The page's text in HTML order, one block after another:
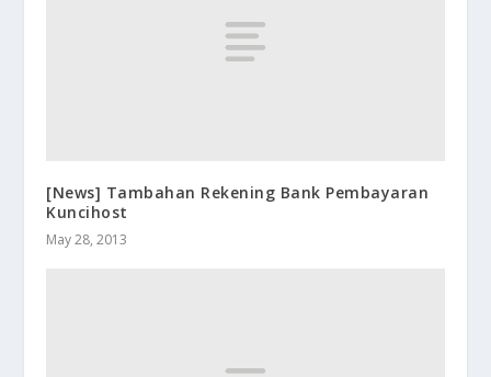
[News] Tambahan Rekening Bank Pembayaran
Kuncihost
May 28, 2013